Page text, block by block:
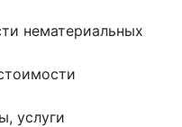
нематериальных
услуги